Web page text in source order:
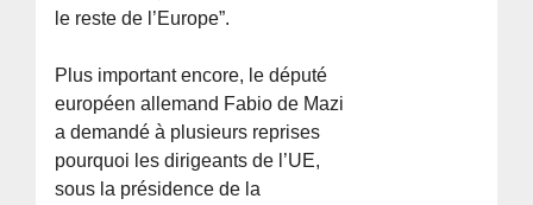
le reste de l’Europe”.
Plus important encore, le député
européen allemand Fabio de Mazi
a demandé à plusieurs reprises
pourquoi les dirigeants de l’UE,
sous la présidence de la